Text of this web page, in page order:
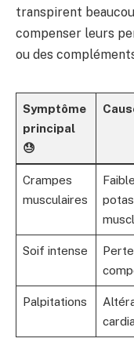
transpirent
compenser leurs
ou des
Symptôme
principal
😓
Crampes
musculaires
Soif intense
Palpitations